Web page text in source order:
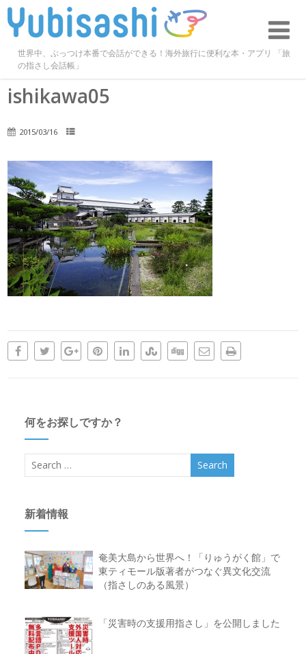
世界中、ぶっつけ本番で会話ができる！海外旅行に便利な本・アプリ 「旅
の指さし会話帳」
ishikawa05
2015/03/16
何をお探しですか？
新着情報
奄美大島から世界へ！「りゅうがく館」で
東ティモール版著者がつなぐ異文化交流
（指さしのある風景）
「災害時の支援用指さし」を公開しました